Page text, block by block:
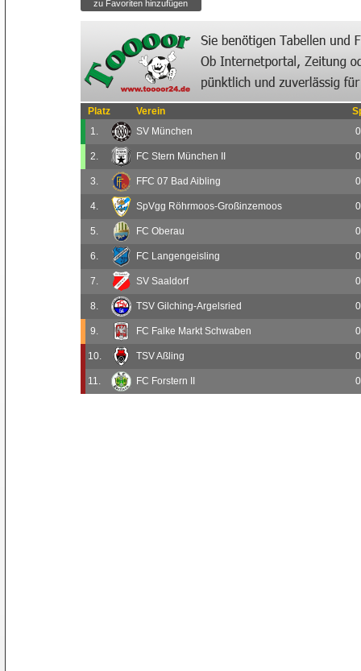
Platz Verein
1.
SV München 0
2. FC Stern München II 0
3. FFC 07 Bad Aibling 0
4. SpVgg Röhrmoos-Großinzemoos 0
5. FC Oberau 0
6. FC Langengeisling 0
7. SV Saaldorf 0
8. TSV Gilching-Argelsried 0
9. FC Falke Markt Schwaben 0
10. TSV Aßling 0
11. FC Forstern II 0